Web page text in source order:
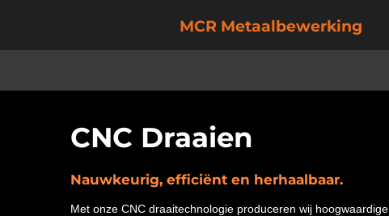
naar
hoofdinhoud
MCR Metaalbewerking
CNC Draaien
Nauwkeurig, efficiënt en herhaalbaar.
Met onze CNC draaitechnologie produceren wij hoogwaardige